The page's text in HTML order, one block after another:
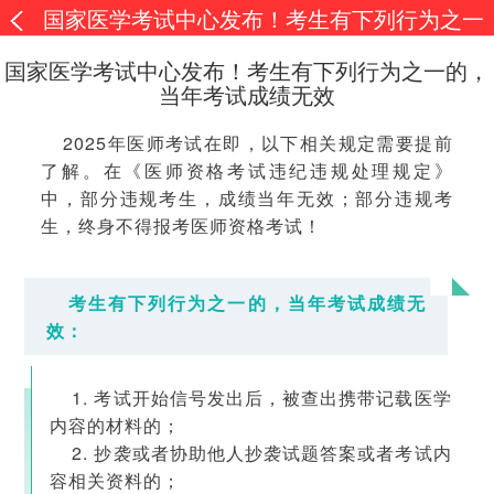
国家医学考试中心发布！考生有下列行为之一
的，当年考试成绩无效
国家医学考试中心发布！考生有下列行为之一的，
当年考试成绩无效
2025年医师考试在即，以下相关规定需要提前
了解。在《医师资格考试违纪违规处理规定》
中，部分违规考生，成绩当年无效；部分违规考
生，终身不得报考医师资格考试！
考生有下列行为之一的，当年考试成绩无
效：
1. 考试开始信号发出后，被查出携带记载医学
内容的材料的；
2. 抄袭或者协助他人抄袭试题答案或者考试内
容相关资料的；